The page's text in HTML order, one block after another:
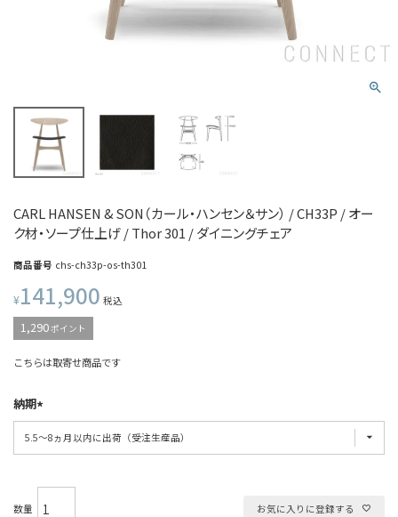
CARL HANSEN & SON（カール・ハンセン＆サン） / CH33P / オー
ク材・ソープ仕上げ / Thor 301 / ダイニングチェア
商品番号 chs-ch33p-os-th301
¥141,900 税込
1,290ポイント
こちらは取寄せ商品です
納期
お気に入りに登録する